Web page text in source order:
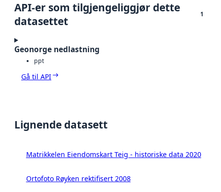
API-er som tilgjengeliggjør dette
datasettet
1
Geonorge nedlastning
ppt
Gå til API
Lignende datasett
Matrikkelen Eiendomskart Teig - historiske data 2020
Ortofoto Røyken rektifisert 2008